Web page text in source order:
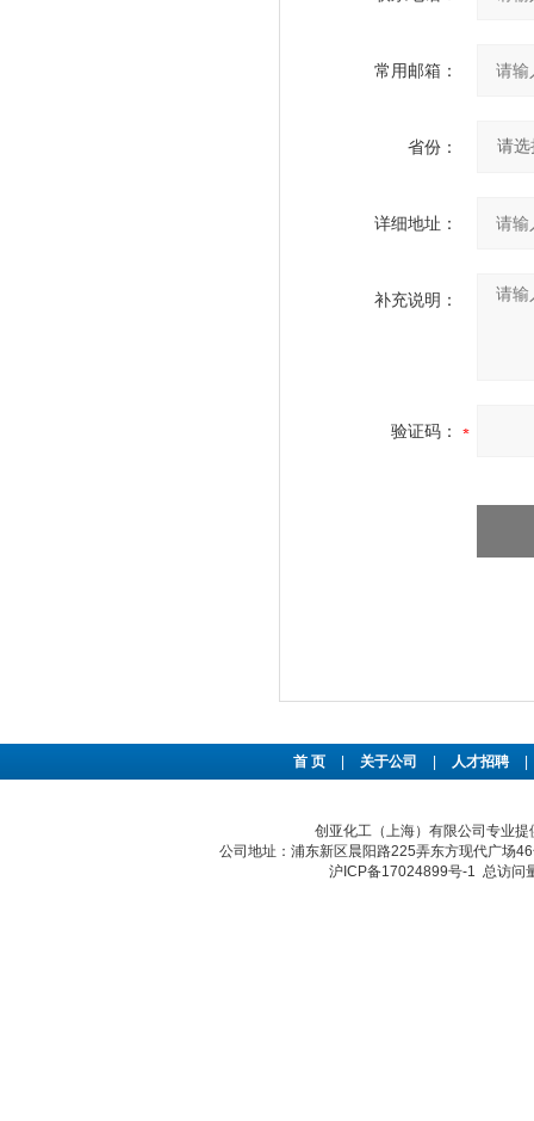
常用邮箱：
省份：
详细地址：
补充说明：
验证码：
首 页 关于公司 人才招聘
创亚化工（上海）有限公司专业
公司地址：浦东新区晨阳路225弄东方现代广场
沪ICP备17024899号-1 总访问